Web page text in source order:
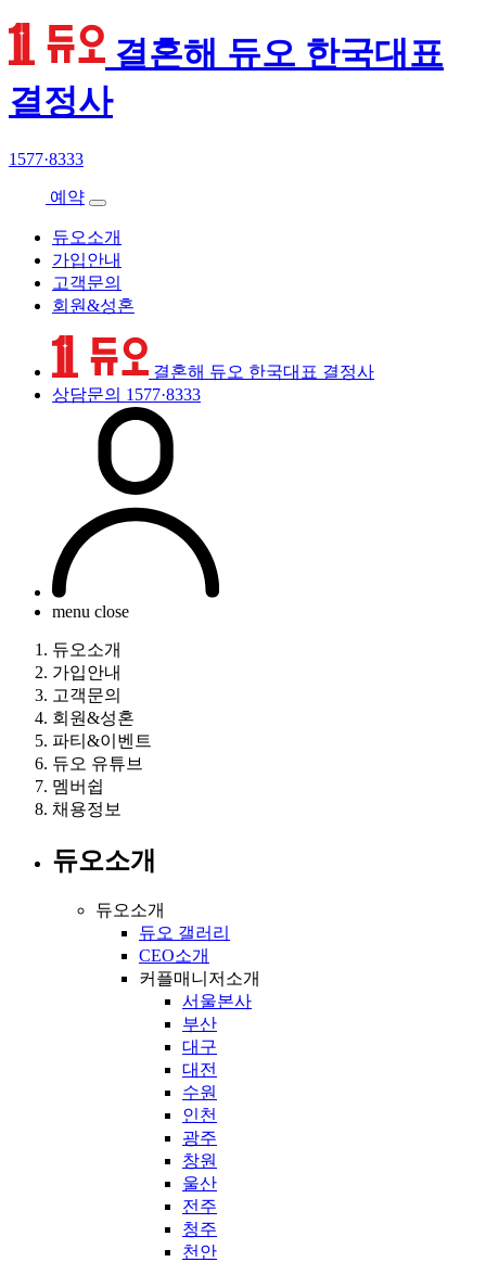
결혼해 듀오 한국대표
결정사
1577·8333
예약
듀오소개
가입안내
고객문의
회원&성혼
결혼해 듀오 한국대표 결정사
상담문의 1577·8333
menu close
듀오소개
가입안내
고객문의
회원&성혼
파티&이벤트
듀오 유튜브
멤버쉽
채용정보
듀오소개
듀오소개
듀오 갤러리
CEO소개
커플매니저소개
서울본사
부산
대구
대전
수원
인천
광주
창원
울산
전주
청주
천안